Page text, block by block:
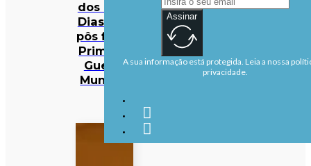
dos Cem
Dias que
pôs fim à
Primeira
Guerra
Mundial
Assinar
A sua informação está protegida. Leia a nossa
privacidade.